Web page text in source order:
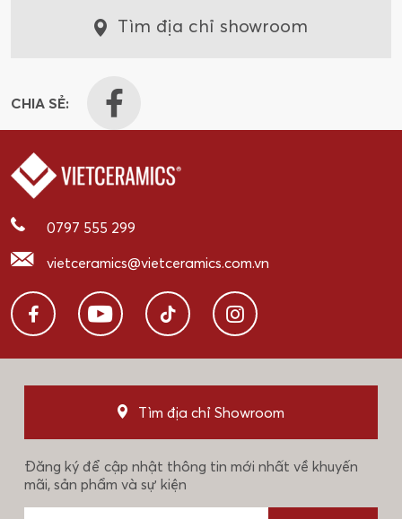
Tìm địa chỉ showroom
CHIA SẺ:
0797 555 299
vietceramics@vietceramics.com.vn
Tìm địa chỉ Showroom
Đăng ký để cập nhật thông tin mới nhất về khuyến
mãi, sản phẩm và sự kiện